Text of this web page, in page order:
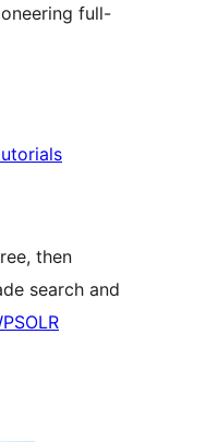
full-
then
search and